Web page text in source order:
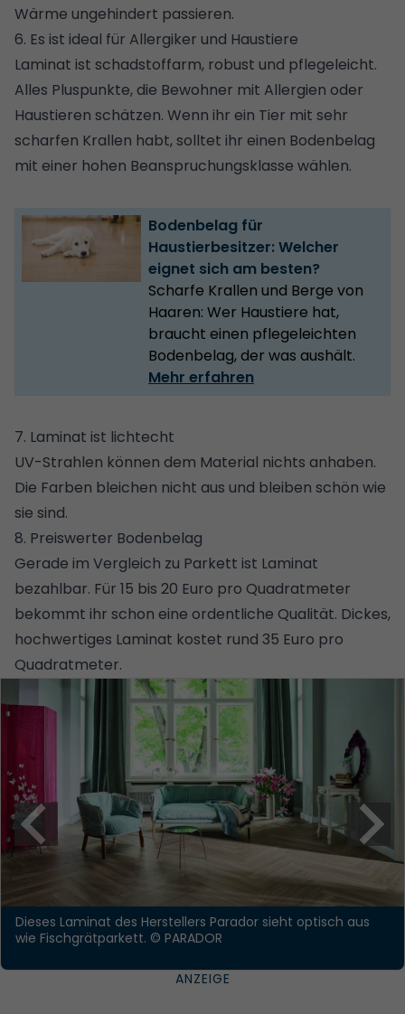
Wärme ungehindert passieren.
6. Es ist ideal für Allergiker und Haustiere
Laminat ist schadstoffarm, robust und pflegeleicht.
Alles Pluspunkte, die Bewohner mit Allergien oder
Haustieren schätzen. Wenn ihr ein Tier mit sehr
scharfen Krallen habt, solltet ihr einen Bodenbelag
mit einer hohen Beanspruchungsklasse wählen.
Bodenbelag für
Haustierbesitzer: Welcher
eignet sich am besten?
Scharfe Krallen und Berge von
Haaren: Wer Haustiere hat,
braucht einen pflegeleichten
Bodenbelag, der was aushält.
Mehr erfahren
7. Laminat ist lichtecht
UV-Strahlen können dem Material nichts anhaben.
Die Farben bleichen nicht aus und bleiben schön wie
sie sind.
8. Preiswerter Bodenbelag
Gerade im Vergleich zu Parkett ist Laminat
bezahlbar. Für 15 bis 20 Euro pro Quadratmeter
bekommt ihr schon eine ordentliche Qualität. Dickes,
hochwertiges Laminat kostet rund 35 Euro pro
Quadratmeter.
Dieses Laminat des Herstellers Parador sieht optisch aus
wie Fischgrätparkett. © PARADOR